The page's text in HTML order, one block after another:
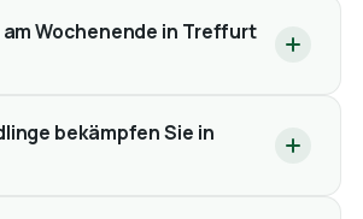
Wochenende in Treffurt
bekämpfen Sie in